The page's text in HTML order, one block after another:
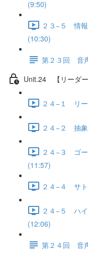
(9:50)
２３−５ 情報
(10:30)
第２３回 音
Unit.24 【リーダー
２４−１ リー
２４−２ 抽象
２４−３ ゴー
(11:57)
２４−４ サト
２４−５ ハイ
(12:06)
第２４回 音